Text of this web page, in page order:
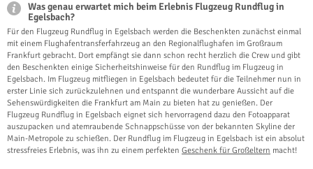
Was genau erwartet mich beim Erlebnis Flugzeug Rundflug in
Egelsbach?
Für den Flugzeug Rundflug in Egelsbach werden die Beschenkten zunächst einmal
mit einem Flughafentransferfahrzeug an den Regionalflughafen im Großraum
Frankfurt gebracht. Dort empfängt sie dann schon recht herzlich die Crew und gibt
den Beschenkten einige Sicherheitshinweise für den Rundflug im Flugzeug in
Egelsbach. Im Flugzeug mitfliegen in Egelsbach bedeutet für die Teilnehmer nun in
erster Linie sich zurückzulehnen und entspannt die wunderbare Aussicht auf die
Sehenswürdigkeiten die Frankfurt am Main zu bieten hat zu genießen. Der
Flugzeug Rundflug in Egelsbach eignet sich hervorragend dazu den Fotoapparat
auszupacken und atemraubende Schnappschüsse von der bekannten Skyline der
Main-Metropole zu schießen. Der Rundflug im Flugzeug in Egelsbach ist ein absolut
stressfreies Erlebnis, was ihn zu einem perfekten Geschenk für Großeltern macht!